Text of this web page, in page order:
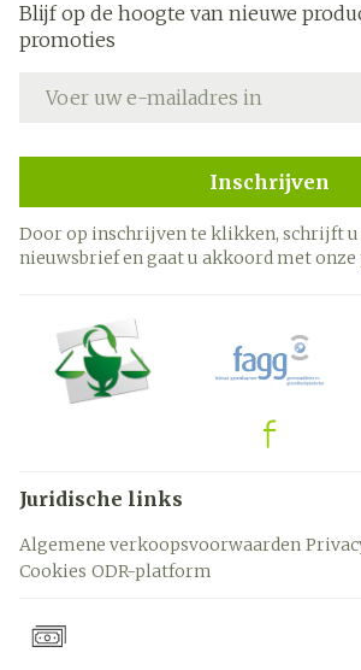
Blijf op de hoogte van nieuwe
promoties
Inschrijven
Door op inschrijven te klikken, schrijft u
nieuwsbrief en gaat u akkoord met onze
Juridische links
Algemene verkoopsvoorwaarden
Cookies ODR-platform